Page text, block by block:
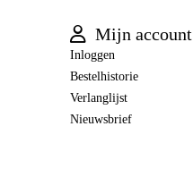
Mijn account
Inloggen
Bestelhistorie
Verlanglijst
Nieuwsbrief